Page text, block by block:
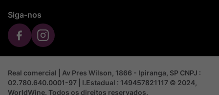
Siga-nos
Real comercial | Av Pres Wilson, 1866 - Ipiranga, SP CNPJ :
02.780.640.0001-97 | I.Estadual : 149457821117 © 2024,
WorldWine. Todos os direitos reservados.